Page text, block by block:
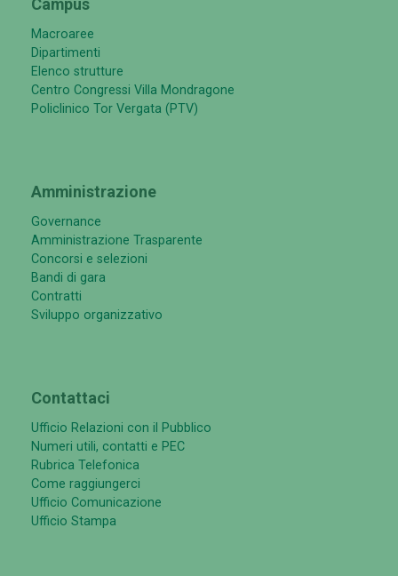
Campus
Macroaree
Dipartimenti
Elenco strutture
Centro Congressi Villa Mondragone
Policlinico Tor Vergata (PTV)
Amministrazione
Governance
Amministrazione Trasparente
Concorsi e selezioni
Bandi di gara
Contratti
Sviluppo organizzativo
Contattaci
Ufficio Relazioni con il Pubblico
Numeri utili, contatti e PEC
Rubrica Telefonica
Come raggiungerci
Ufficio Comunicazione
Ufficio Stampa